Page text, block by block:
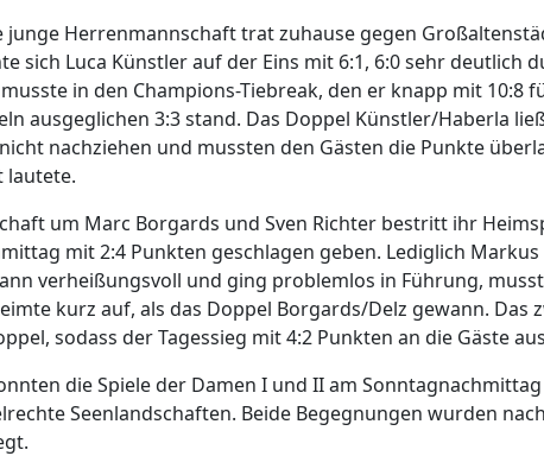
Herrenmannschaft trat zuhause gegen
sich Luca Künstler auf der Eins mit 6:1, 6:0 sehr
in den Champions-Tiebreak, den er knapp mit 10:8
ausgeglichen 3:3 stand. Das Doppel Künstler/Haberla
nachziehen und mussten den Gästen die Punkte
lautete.
um Marc Borgards und Sven Richter bestritt ihr
mit 2:4 Punkten geschlagen geben. Lediglich
verheißungsvoll und ging problemlos in Führung,
kurz auf, als das Doppel Borgards/Delz gewann.
sodass der Tagessieg mit 4:2 Punkten an die Gäste
die Spiele der Damen I und II am
Seenlandschaften. Beide Begegnungen wurden